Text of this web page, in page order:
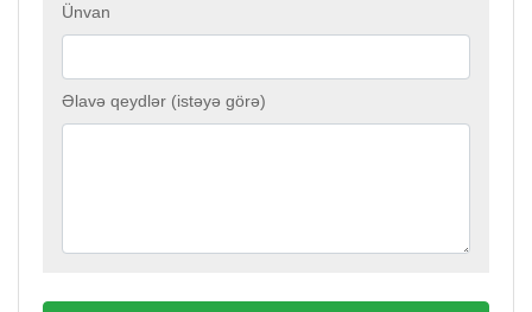
Ünvan
Əlavə qeydlər (istəyə görə)